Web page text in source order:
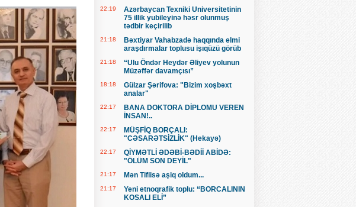
22:19
Azərbaycan Texniki Universitetinin
75 illik yubileyinə həsr olunmuş
tədbir keçirilib
21:18
Bəxtiyar Vahabzadə haqqında elmi
araşdırmalar toplusu işıqüzü görüb
21:18
“Ulu Öndər Heydər Əliyev yolunun
Müzəffər davamçısı”
18:18
Gülzar Şərifova: "Bizim xoşbəxt
analar"
22:17
BANA DOKTORA DİPLOMU VEREN
İNSAN!..
22:17
MÜŞFİQ BORÇALI:
"CƏSARƏTSİZLİK" (Hekayə)
22:17
QİYMƏTLİ ƏDƏBİ-BƏDİİ ABİDƏ:
"ÖLÜM SON DEYİL"
21:17 Mən Tiflisə aşiq oldum...
21:17
Yeni etnoqrafik toplu: “BORCALININ
KOSALI ELİ”